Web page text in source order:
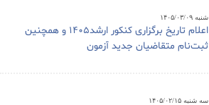
شنبه ۱۴۰۵/۰۳/۰۹
اعلام تاریخ برگزاری کنکور ارشد1405 و همچنین
ثبت‌نام متقاضیان جدید آزمون
سه شنبه ۱۴۰۵/۰۲/۱۵